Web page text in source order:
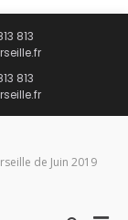
813
813
de Juin 2019